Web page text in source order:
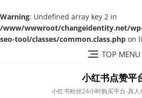
Warning: Undefined array key 2 in
/www/wwwroot/changeidentity.net/
seo-tool/classes/common.class.php on
TOP MENU
小红书点赞平
小红书粉丝24小时购买平台-真人